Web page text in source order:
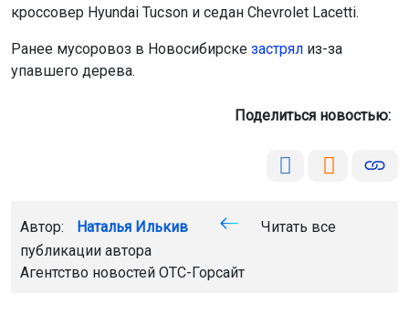
кроссовер Hyundai Tucson и седан Chevrolet Lacetti.
Ранее мусоровоз в Новосибирске застрял из-за
упавшего дерева.
Поделиться новостью:
Автор: Наталья Илькив
Читать все
публикации автора
Агентство новостей ОТС-Горсайт